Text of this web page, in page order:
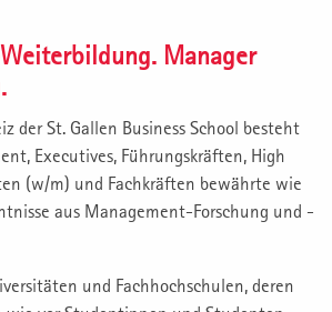
Manager
der St. Gallen Business School besteht
Executives, Führungskräften, High
(w/m) und Fachkräften bewährte wie
aus Management-Forschung und -
und Fachhochschulen, deren